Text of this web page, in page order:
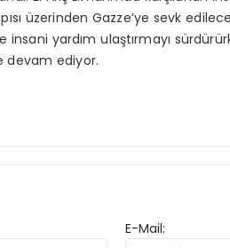
üzerinden Gazze’ye sevk
insani yardım ulaştırmayı
devam ediyor.
E-Mail: